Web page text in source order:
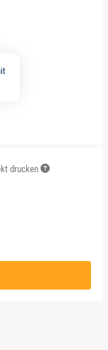
drucken